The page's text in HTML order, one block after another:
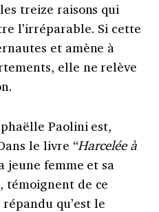
treize raisons qui
l’irréparable. Si cette
et amène à
elle ne relève
Paolini est,
le livre “Harcelée à
jeune femme et sa
témoignent de ce
qu’est le